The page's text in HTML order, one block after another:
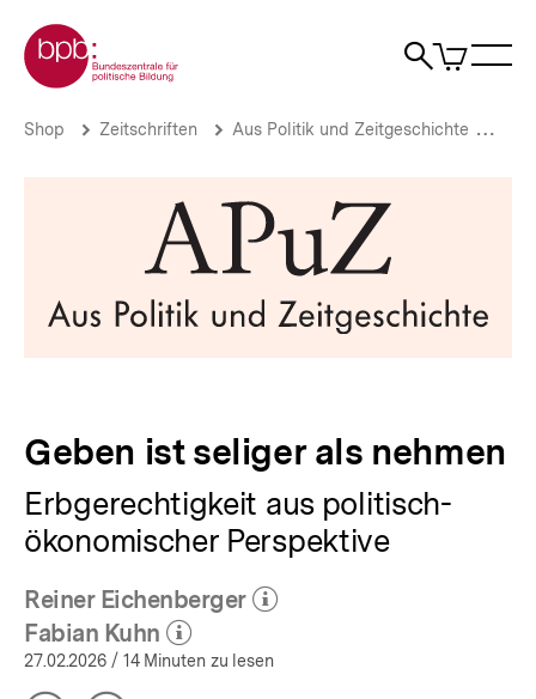
zum
Seiteninhalt
springen
Zur Startseite der bpb
Suche
Artikel
im
Geben
seliger
Brotkrümelnavigation
Pfadnavigation
Shop Zeitschriften Aus Politik und Zeitgeschichte
Geben ist seliger als nehmen
Erbgerechtigkeit aus politisch-
ökonomischer Perspektive
Reiner Eichenberger
(Mehr zum Autor)
Fabian Kuhn
(Mehr zum Autor)
öffnen
27.02.2026 / 14 Minuten zu lesen